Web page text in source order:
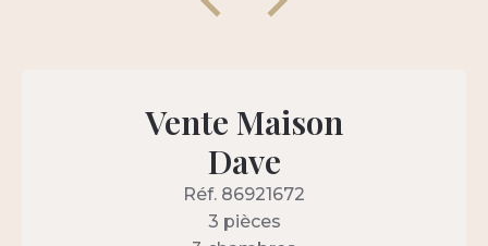
Vente Maison
Dave
Réf. 86921672
3 pièces